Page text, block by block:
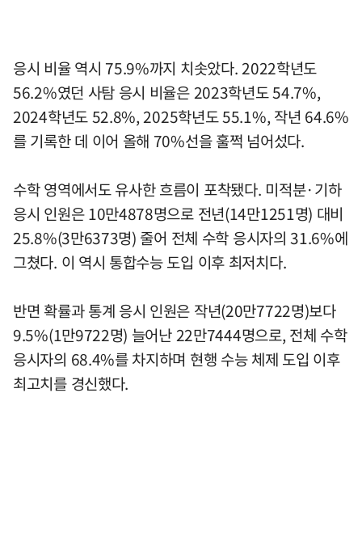
응시 비율 역시 75.9%까지 치솟았다. 2022학년도
56.2%였던 사탐 응시 비율은 2023학년도 54.7%,
2024학년도 52.8%, 2025학년도 55.1%, 작년 64.6%
를 기록한 데 이어 올해 70%선을 훌쩍 넘어섰다.
수학 영역에서도 유사한 흐름이 포착됐다. 미적분·기하
응시 인원은 10만4878명으로 전년(14만1251명) 대비
25.8%(3만6373명) 줄어 전체 수학 응시자의 31.6%에
그쳤다. 이 역시 통합수능 도입 이후 최저치다.
반면 확률과 통계 응시 인원은 작년(20만7722명)보다
9.5%(1만9722명) 늘어난 22만7444명으로, 전체 수학
응시자의 68.4%를 차지하며 현행 수능 체제 도입 이후
최고치를 경신했다.